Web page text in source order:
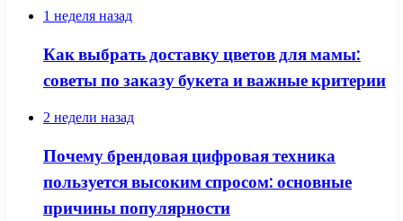
1 неделя назад
Как выбрать доставку цветов для мамы:
советы по заказу букета и важные критерии
2 недели назад
Почему брендовая цифровая техника
пользуется высоким спросом: основные
причины популярности